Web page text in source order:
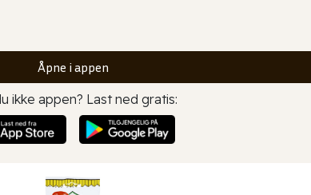
Åpne i appen
ikke appen? Last ned gratis: